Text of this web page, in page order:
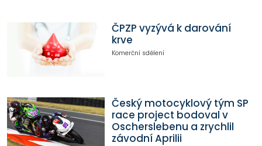
ČPZP vyzývá k darování
krve
Komerční sdělení
Český motocyklový tým SP
race project bodoval v
Oscherslebenu a zrychlil
závodní Aprilii